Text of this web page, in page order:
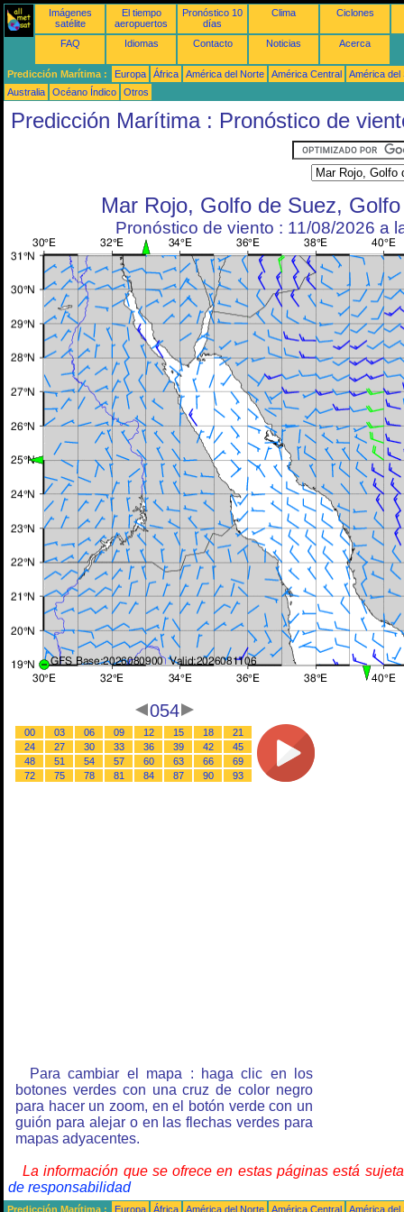
Imágenes
satélite
El tiempo
aeropuertos
Pronóstico 10
días
Clima Ciclones
FAQ Idiomas Contacto Noticias Acerca
Predicción Marítima : Europa África América del Norte América Central
América del
Australia
Océano Índico Otros
Predicción Marítima : Pronóstico de
Mar Rojo, Golfo de Suez,
Pronóstico de viento : 11/08/2026 a
054
00 03 06 09 12 15 18
21
24
27 30 33 36 39 42
45
48
51 54 57 60 63 66
69
72
75 78 81 84 87 90 93
Para cambiar el mapa : haga clic en los
botones verdes con una cruz de color negro
para hacer un zoom, en el botón verde con un
guión para alejar o en las flechas verdes para
mapas adyacentes.
La información que se ofrece en estas páginas está
de responsabilidad
Predicción Marítima : Europa África América del Norte América Central
América del